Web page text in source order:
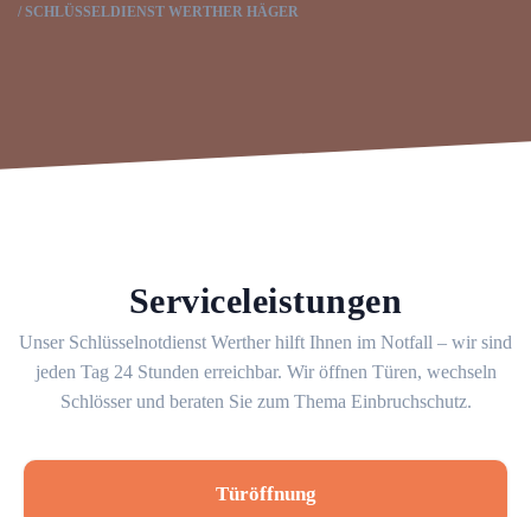
SCHLÜSSELDIENST WERTHER HÄGER
Serviceleistungen
Unser Schlüsselnotdienst Werther hilft Ihnen im Notfall – wir sind
jeden Tag 24 Stunden erreichbar. Wir öffnen Türen, wechseln
Schlösser und beraten Sie zum Thema Einbruchschutz.
Türöffnung